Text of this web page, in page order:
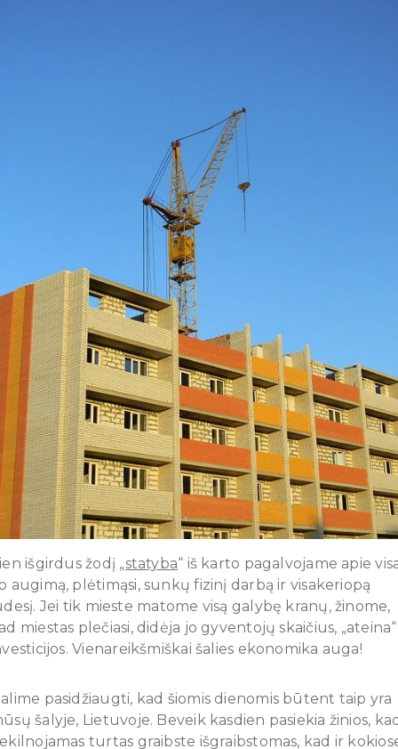
išgirdus žodį „statyba“ iš karto pagalvojame apie
augimą, plėtimąsi, sunkų fizinį darbą ir visakeriopą
Jei tik mieste matome visą galybę kranų, žinome,
miestas plečiasi, didėja jo gyventojų skaičius, „ateina“
Vienareikšmiškai šalies ekonomika auga!
pasidžiaugti, kad šiomis dienomis būtent taip yra
šalyje, Lietuvoje. Beveik kasdien pasiekia žinios,
turtas graibste išgraibstomas, kad ir